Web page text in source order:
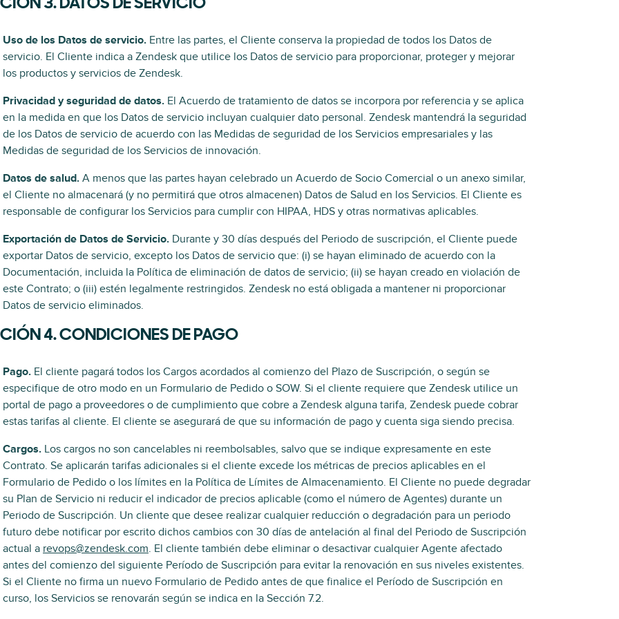
3. DATOS DE SERVICIO
Uso de los Datos de servicio. Entre las partes, el Cliente conserva la propiedad de todos los Datos de
servicio. El Cliente indica a Zendesk que utilice los Datos de servicio para proporcionar, proteger y mejorar
los productos y servicios de Zendesk.
Privacidad y seguridad de datos. El Acuerdo de tratamiento de datos se incorpora por referencia y se aplica
en la medida en que los Datos de servicio incluyan cualquier dato personal. Zendesk mantendrá la seguridad
de los Datos de servicio de acuerdo con las Medidas de seguridad de los Servicios empresariales y las
Medidas de seguridad de los Servicios de innovación.
Datos de salud. A menos que las partes hayan celebrado un Acuerdo de Socio Comercial o un anexo similar,
el Cliente no almacenará (y no permitirá que otros almacenen) Datos de Salud en los Servicios. El Cliente es
responsable de configurar los Servicios para cumplir con HIPAA, HDS y otras normativas aplicables.
Exportación de Datos de Servicio. Durante y 30 días después del Periodo de suscripción, el Cliente puede
exportar Datos de servicio, excepto los Datos de servicio que: (i) se hayan eliminado de acuerdo con la
Documentación, incluida la Política de eliminación de datos de servicio; (ii) se hayan creado en violación de
este Contrato; o (iii) estén legalmente restringidos. Zendesk no está obligada a mantener ni proporcionar
Datos de servicio eliminados.
4. CONDICIONES DE PAGO
Pago. El cliente pagará todos los Cargos acordados al comienzo del Plazo de Suscripción, o según se
especifique de otro modo en un Formulario de Pedido o SOW. Si el cliente requiere que Zendesk utilice un
portal de pago a proveedores o de cumplimiento que cobre a Zendesk alguna tarifa, Zendesk puede cobrar
estas tarifas al cliente. El cliente se asegurará de que su información de pago y cuenta siga siendo precisa.
Cargos. Los cargos no son cancelables ni reembolsables, salvo que se indique expresamente en este
Contrato. Se aplicarán tarifas adicionales si el cliente excede los métricas de precios aplicables en el
Formulario de Pedido o los límites en la Política de Límites de Almacenamiento. El Cliente no puede degradar
su Plan de Servicio ni reducir el indicador de precios aplicable (como el número de Agentes) durante un
Periodo de Suscripción. Un cliente que desee realizar cualquier reducción o degradación para un periodo
futuro debe notificar por escrito dichos cambios con 30 días de antelación al final del Periodo de Suscripción
actual a revops@zendesk.com. El cliente también debe eliminar o desactivar cualquier Agente afectado
antes del comienzo del siguiente Período de Suscripción para evitar la renovación en sus niveles existentes.
Si el Cliente no firma un nuevo Formulario de Pedido antes de que finalice el Período de Suscripción en
curso, los Servicios se renovarán según se indica en la Sección 7.2.